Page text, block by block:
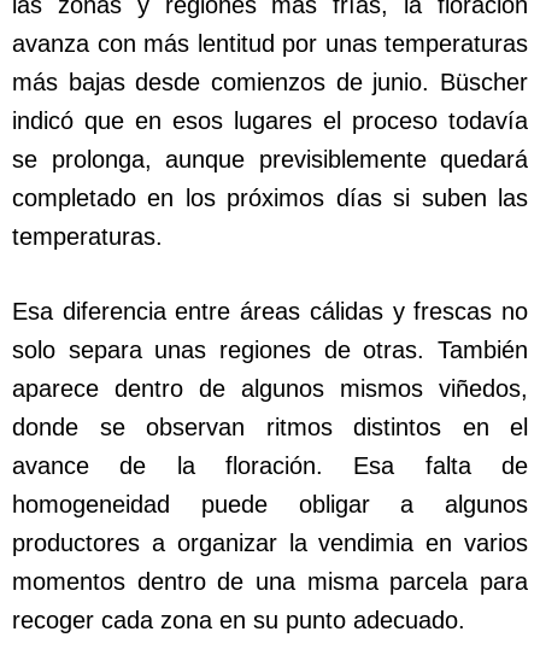
las zonas y regiones más frías, la floración
avanza con más lentitud por unas temperaturas
más bajas desde comienzos de junio. Büscher
indicó que en esos lugares el proceso todavía
se prolonga, aunque previsiblemente quedará
completado en los próximos días si suben las
temperaturas.
Esa diferencia entre áreas cálidas y frescas no
solo separa unas regiones de otras. También
aparece dentro de algunos mismos viñedos,
donde se observan ritmos distintos en el
avance de la floración. Esa falta de
homogeneidad puede obligar a algunos
productores a organizar la vendimia en varios
momentos dentro de una misma parcela para
recoger cada zona en su punto adecuado.